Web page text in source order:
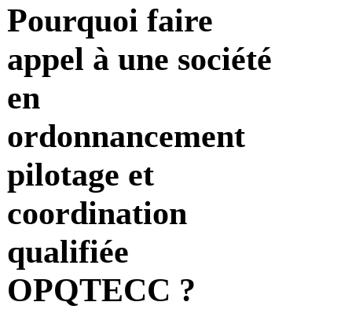
Pourquoi faire
appel à une société
en
ordonnancement
pilotage et
coordination
qualifiée
OPQTECC ?